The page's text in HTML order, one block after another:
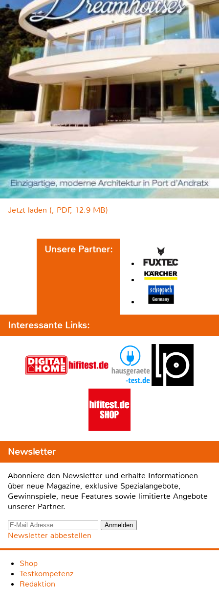
Jetzt laden (, PDF, 12.9 MB)
Unsere Partner:
Interessante Links:
Newsletter
Abonniere den Newsletter und erhalte Informationen
über neue Magazine, exklusive Spezialangebote,
Gewinnspiele, neue Features sowie limitierte Angebote
unserer Partner.
Newsletter abbestellen
Shop
Testkompetenz
Redaktion